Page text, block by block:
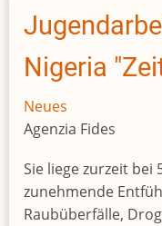
Nigeria
Neues
Agenzia Fides
Sie liege zurzeit
zunehmende
Raubüberfälle,